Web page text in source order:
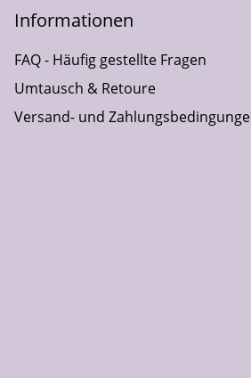
Informationen
FAQ - Häufig gestellte Fragen
Umtausch & Retoure
Versand- und